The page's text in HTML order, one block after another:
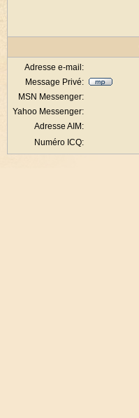
Adresse e-mail:
Message Privé:
MSN Messenger:
Yahoo Messenger:
Adresse AIM:
Numéro ICQ: